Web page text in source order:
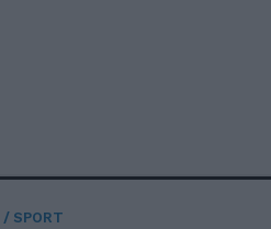
SPORT